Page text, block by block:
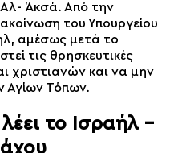
Αλ- Άκσά. Από την
του Υπουργείου
αμέσως μετά το
τις θρησκευτικές
χριστιανών και να μην
Αγίων Τόπων.
το Ισραήλ –